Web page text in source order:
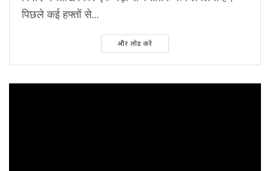
पिछले कई हफ्तों से...
और लोड करें